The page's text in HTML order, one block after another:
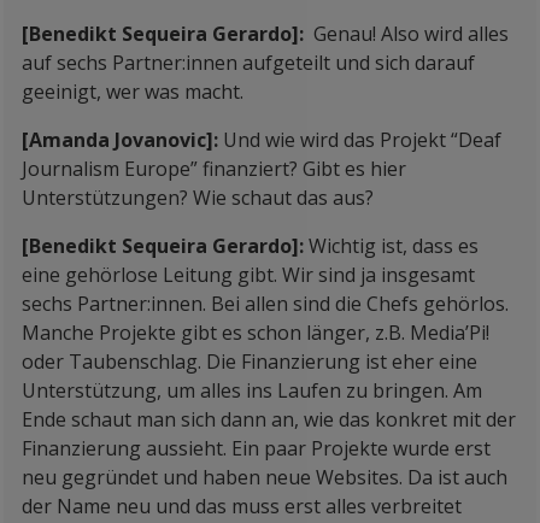
[Benedikt Sequeira Gerardo]: Genau! Also wird alles
auf sechs Partner:innen aufgeteilt und sich darauf
geeinigt, wer was macht.
[Amanda Jovanovic]: Und wie wird das Projekt “Deaf
Journalism Europe” finanziert? Gibt es hier
Unterstützungen? Wie schaut das aus?
[Benedikt Sequeira Gerardo]:Wichtig ist, dass es
eine gehörlose Leitung gibt. Wir sind ja insgesamt
sechs Partner:innen. Bei allen sind die Chefs gehörlos.
Manche Projekte gibt es schon länger, z.B. Media’Pi!
oder Taubenschlag. Die Finanzierung ist eher eine
Unterstützung, um alles ins Laufen zu bringen. Am
Ende schaut man sich dann an, wie das konkret mit der
Finanzierung aussieht. Ein paar Projekte wurde erst
neu gegründet und haben neue Websites. Da ist auch
der Name neu und das muss erst alles verbreitet